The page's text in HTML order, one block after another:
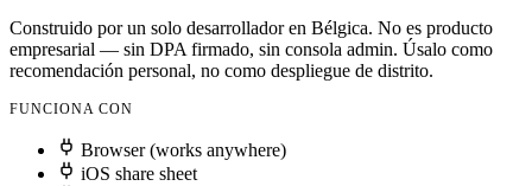
Construido por un solo desarrollador en Bélgica. No es producto
empresarial — sin DPA firmado, sin consola admin. Úsalo como
recomendación personal, no como despliegue de distrito.
FUNCIONA CON
Browser (works anywhere)
iOS share sheet